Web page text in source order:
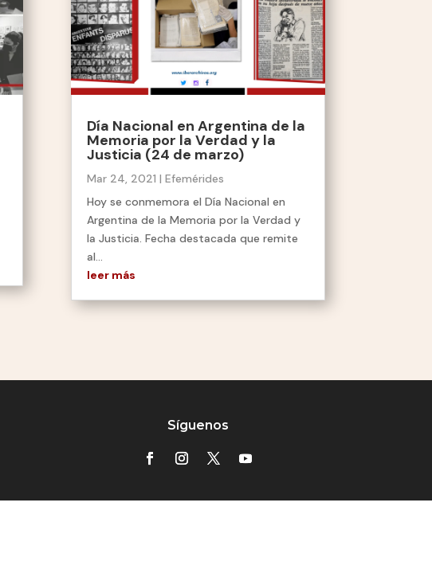
Día Nacional en Argentina de la
Memoria por la Verdad y la
Justicia (24 de marzo)
Mar 24, 2021 | Efemérides
Hoy se conmemora el Día Nacional en
Argentina de la Memoria por la Verdad y
la Justicia. Fecha destacada que remite
al...
leer más
Síguenos